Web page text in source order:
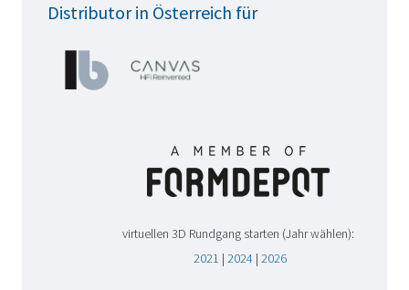
Distributor in Österreich für
virtuellen 3D Rundgang starten (Jahr wählen):
2021 | 2024| 2026